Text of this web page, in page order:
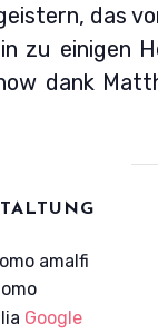
das
zu einigen
dank
amalfi
Google